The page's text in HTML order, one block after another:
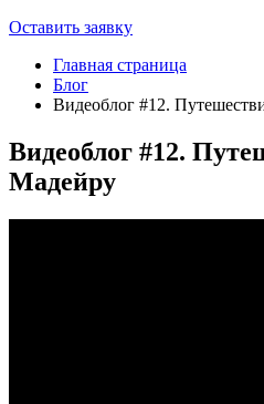
Оставить заявку
Главная страница
Блог
Видеоблог #12.
Видеоблог #12.
Мадейру